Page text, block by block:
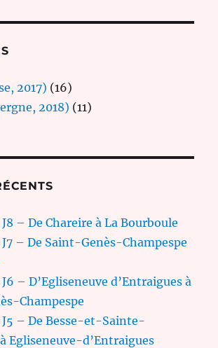
2017) (16)
2018) (11)
– De Chareire à La Bourboule
J7 – De Saint-Genès-Champespe
– D’Egliseneuve d’Entraigues à
Champespe
J5 – De Besse-et-Sainte-
Egliseneuve-d’Entraigues